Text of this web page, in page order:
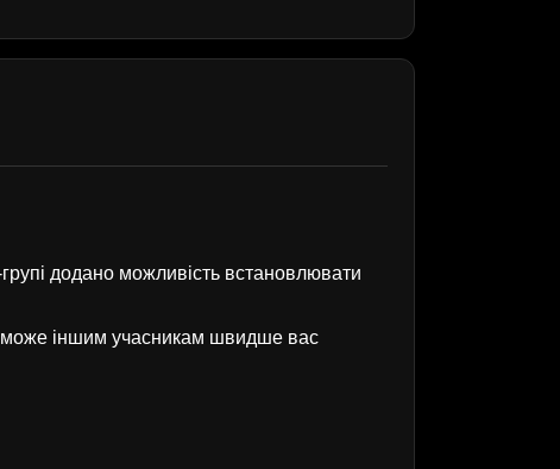
додано можливість встановлювати
іншим учасникам швидше вас